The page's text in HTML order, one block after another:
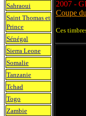
2007 -
Coupe
Ces
Sahraoui
Saint Thomas et
Prince
Sénégal
Sierra Leone
Somalie
Tanzanie
Tchad
Togo
Zambie